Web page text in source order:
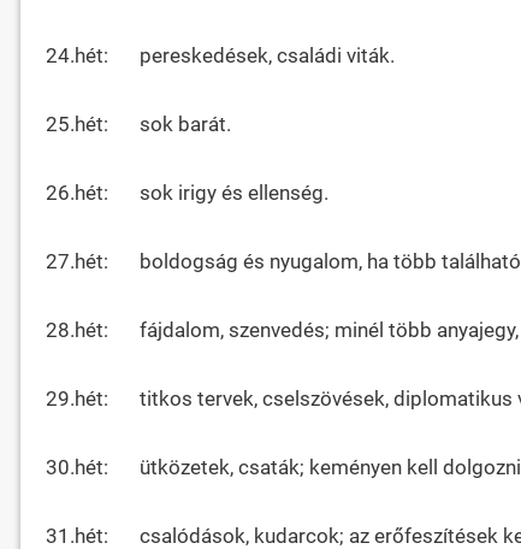
24.hét: pereskedések, családi viták.
25.hét: sok barát.
26.hét: sok irigy és ellenség.
27.hét: boldogság és nyugalom, ha több
28.hét: fájdalom, szenvedés; minél több
29.hét: titkos tervek, cselszövések, diplomatikus
30.hét: ütközetek, csaták; keményen kell
31.hét: csalódások, kudarcok; az erőfeszítések